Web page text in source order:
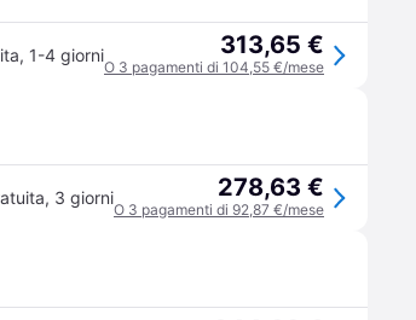
, 1-4 giorni 313,65 €
O 3 pagamenti di 104,55 €/mese
, 3 giorni 278,63 €
O 3 pagamenti di 92,87 €/mese